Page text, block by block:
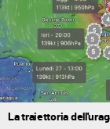
La traiettoria